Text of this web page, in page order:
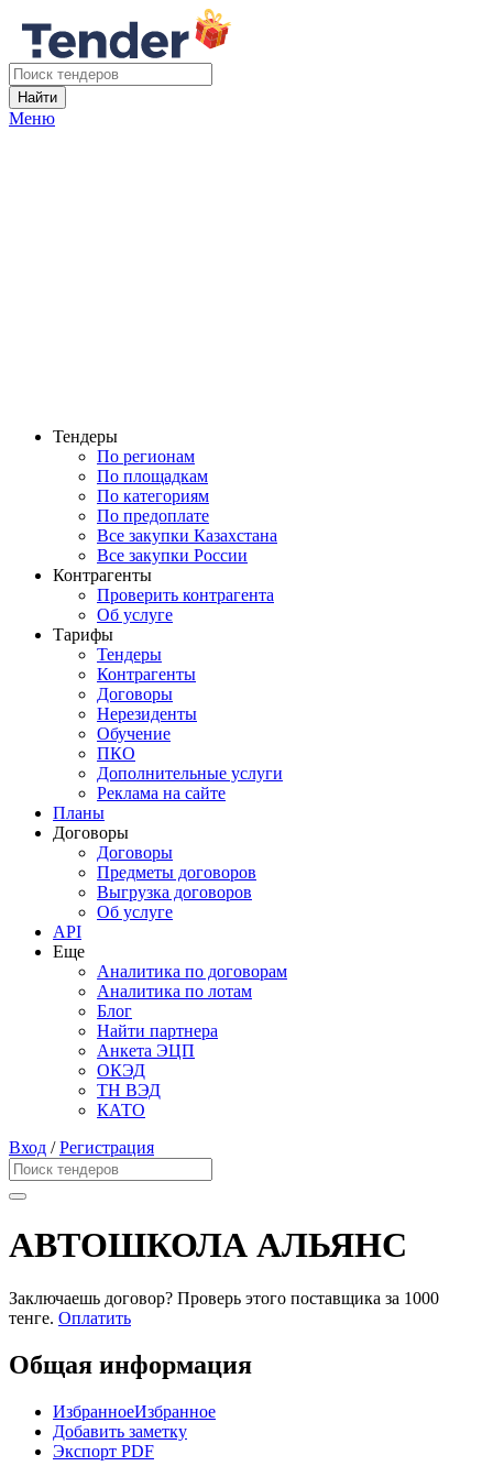
Найти
Меню
Тендеры
По регионам
По площадкам
По категориям
По предоплате
Все закупки Казахстана
Все закупки России
Контрагенты
Проверить контрагента
Об услуге
Тарифы
Тендеры
Контрагенты
Договоры
Нерезиденты
Обучение
ПКО
Дополнительные услуги
Реклама на сайте
Планы
Договоры
Договоры
Предметы договоров
Выгрузка договоров
Об услуге
API
Еще
Аналитика по договорам
Аналитика по лотам
Блог
Найти партнера
Анкета ЭЦП
ОКЭД
ТН ВЭД
КАТО
Вход /Регистрация
АВТОШКОЛА АЛЬЯНС
Заключаешь договор? Проверь этого поставщика за 1000
тенге. Оплатить
Общая информация
ИзбранноеИзбранное
Добавить заметку
Экспорт PDF